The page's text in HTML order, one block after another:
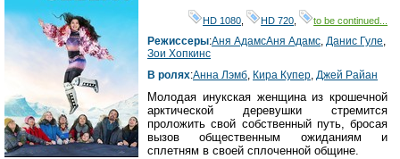
HD 1080, HD 720, to be continued...
Режиссеры:Аня АдамсАня Адамс, Данис Гуле,
Зои Хопкинс
В ролях:Анна Лэмб, Кира Купер, Джей Райан
Молодая инукская женщина из крошечной
арктической деревушки стремится
проложить свой собственный путь, бросая
вызов общественным ожиданиям и
сплетням в своей сплоченной общине.